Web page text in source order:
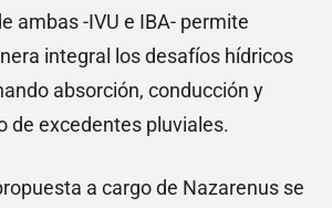
ambas -IVU e IBA- permite
integral los desafíos hídricos
absorción, conducción y
de excedentes pluviales.
a cargo de Nazarenus se